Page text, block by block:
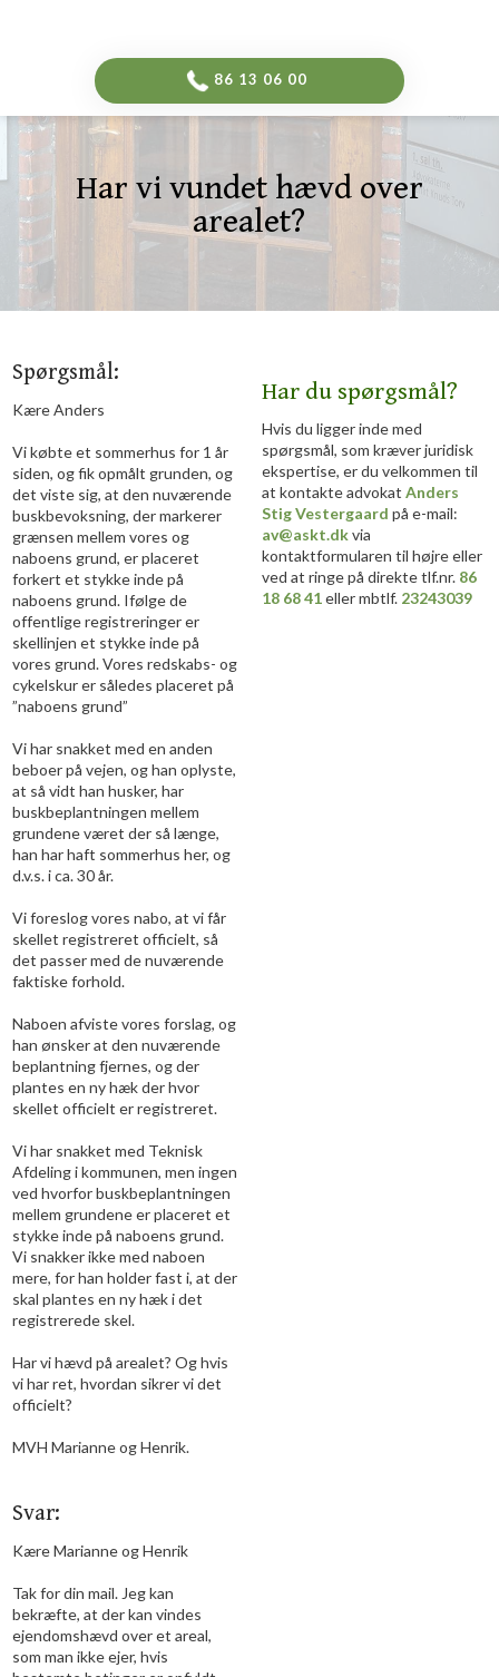
​86 13 06 00​
Har vi vundet hævd over
arealet?​
Spørgsmål:
Kære Anders
​Vi købte et sommerhus for 1 år
siden, og fik opmålt grunden, og
det viste sig, at den nuværende
buskbevoksning, der markerer
grænsen mellem vores og
naboens grund, er placeret
forkert et stykke inde på
naboens grund. Ifølge de
offentlige registreringer er
skellinjen et stykke inde på
vores grund. Vores redskabs- og
cykelskur er således placeret på
”naboens grund”
Vi har snakket med en anden
beboer på vejen, og han oplyste,
at så vidt han husker, har
buskbeplantningen mellem
grundene været der så længe,
han har haft sommerhus her, og
d.v.s. i ca. 30 år.
Vi foreslog vores nabo, at vi får
skellet registreret officielt, så
det passer med de nuværende
faktiske forhold.
​Naboen afviste vores forslag, og
han ønsker at den nuværende
beplantning fjernes, og der
plantes en ny hæk der hvor
skellet officielt er registreret.
​Vi har snakket med Teknisk
Afdeling i kommunen, men ingen
ved hvorfor buskbeplantningen
mellem grundene er placeret et
stykke inde på naboens grund.
Vi snakker ikke med naboen
mere, for han holder fast i, at der
skal plantes en ny hæk i det
registrerede skel.
Har vi hævd på arealet? Og hvis
vi har ret, hvordan sikrer vi det
officielt?
MVH Marianne og Henrik.​
Svar:
Kære Marianne og Henrik
​Tak for din mail. Jeg kan
bekræfte, at der kan vindes
ejendomshævd over et areal,
som man ikke ejer, hvis
Har du spørgsmål?
Hvis du ligger inde med
spørgsmål, som kræver juridisk
ekspertise, er du velkommen til
at kontakte advokat Anders
Stig Vestergaard på e-mail:
av@askt.dkvia
kontaktformularen til højre eller
ved at ringe på direkte tlf.nr. 86
18 68 41eller mbtlf. 23243039